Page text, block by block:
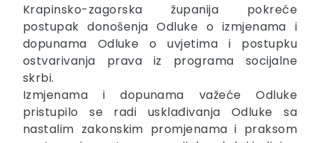
Krapinsko-zagorska županija pokreće
postupak donošenja Odluke o izmjenama i
dopunama Odluke o uvjetima i postupku
ostvarivanja prava iz programa socijalne
skrbi.
Izmjenama i dopunama važeće Odluke
pristupilo se radi usklađivanja Odluke sa
nastalim zakonskim promjenama i praksom